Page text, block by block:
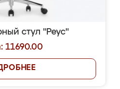
стул "Реус"
11690.00